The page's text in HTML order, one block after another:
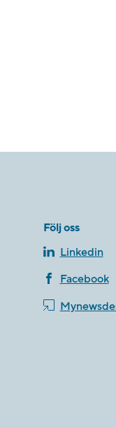
Följ oss
Linkedin
Facebook